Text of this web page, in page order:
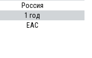
Россия
1 год
EAC